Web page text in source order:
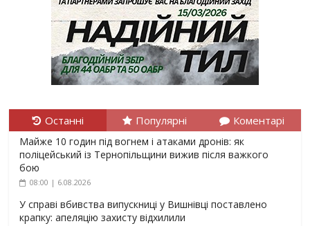
Останні Популярні Коментарі
Майже 10 годин під вогнем і атаками дронів: як
поліцейський із Тернопільщини вижив після важкого
бою
08:00 | 6.08.2026
У справі вбивства випускниці у Вишнівці поставлено
крапку: апеляцію захисту відхилили